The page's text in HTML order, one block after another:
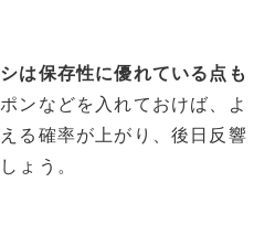
は保存性に優れている点も
ンなどを入れておけば、よ
る確率が上がり、後日反響
ょう。